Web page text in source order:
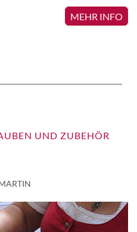
MEHR INFO
UND ZUBEHÖR